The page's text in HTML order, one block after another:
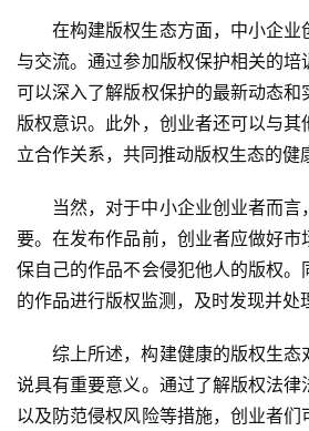
在构建版权生态方面，中小企
与交流。通过参加版权保护相关的培
可以深入了解版权保护的最新动态和
版权意识。此外，创业者还可以与
立合作关系，共同推动版权生态的健
当然，对于中小企业创业者而
要。在发布作品前，创业者应做好市
保自己的作品不会侵犯他人的版权
的作品进行版权监测，及时发现并处
综上所述，构建健康的版权生
说具有重要意义。通过了解版权法
以及防范侵权风险等措施，创业者们